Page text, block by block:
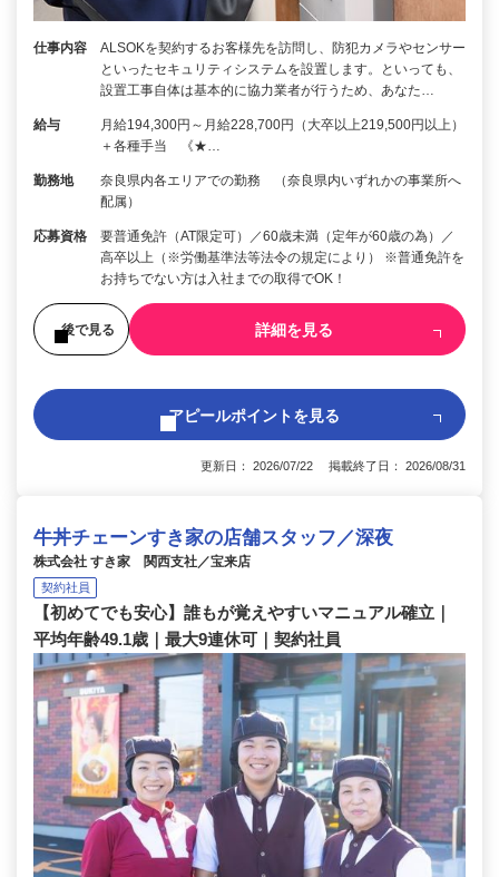
仕事内容
ALSOKを契約するお客様先を訪問し、防犯カメラやセンサー
といったセキュリティシステムを設置します。といっても、
設置工事自体は基本的に協力業者が行うため、あなた…
給与
月給194,300円～月給228,700円（大卒以上219,500円以上）
＋各種手当 《★…
勤務地
奈良県内各エリアでの勤務 （奈良県内いずれかの事業所へ
配属）
応募資格
要普通免許（AT限定可）／60歳未満（定年が60歳の為）／
高卒以上（※労働基準法等法令の規定により） ※普通免許を
お持ちでない方は入社までの取得でOK！
後で見る 詳細を見る
アピールポイントを見る
更新日： 2026/07/22 掲載終了日： 2026/08/31
牛丼チェーンすき家の店舗スタッフ／深夜
株式会社 すき家 関西支社／宝来店
契約社員
【初めてでも安心】誰もが覚えやすいマニュアル確立｜
平均年齢49.1歳｜最大9連休可｜契約社員